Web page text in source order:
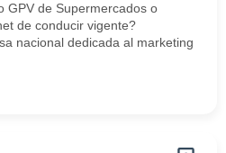
GPV de Supermercados o
de conducir vigente?
nacional dedicada al marketing